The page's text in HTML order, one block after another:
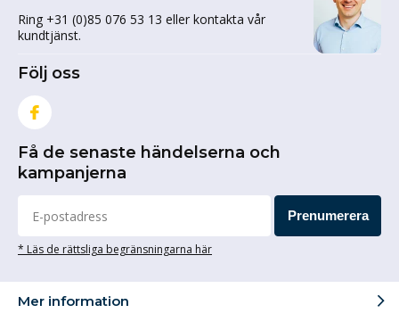
Ring +31 (0)85 076 53 13 eller kontakta vår
kundtjänst.
Följ oss
Få de senaste händelserna och
kampanjerna
Prenumerera
* Läs de rättsliga begränsningarna här
Mer information